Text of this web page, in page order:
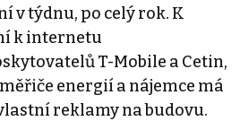
v týdnu, po celý rok. K
k internetu
T-Mobile a Cetin,
energií a nájemce má
reklamy na budovu.